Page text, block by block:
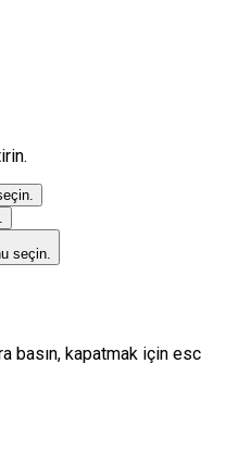
seçin.
basın, kapatmak için esc